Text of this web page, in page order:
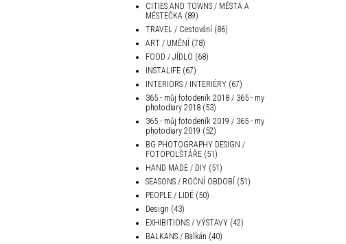
CITIES AND TOWNS / MĚSTA A
MĚSTEČKA (89)
TRAVEL / Cestování (86)
ART / UMĚNÍ (78)
FOOD / JÍDLO (68)
INSTALIFE (67)
INTERIORS / INTERIÉRY (67)
365 - můj fotodeník 2018 / 365 - my
photodiary 2018 (53)
365 - můj fotodeník 2019 / 365 - my
photodiary 2019 (52)
BG PHOTOGRAPHY DESIGN /
FOTOPOLŠTÁŘE (51)
HAND MADE / DIY (51)
SEASONS / ROČNÍ OBDOBÍ (51)
PEOPLE / LIDÉ (50)
Design (43)
EXHIBITIONS / VÝSTAVY (42)
BALKANS / Balkán (40)